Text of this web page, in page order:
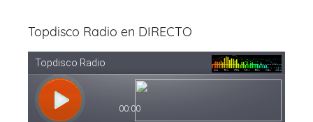
Topdisco Radio en DIRECTO